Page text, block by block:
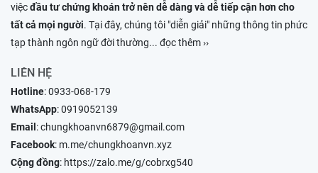
việcđầu tư chứng khoán trở nên dễ dàng và dễ tiếp cận hơn cho
tất cả mọi người. Tại đây, chúng tôi "diễn giải" những thông tin phức
tạp thành ngôn ngữ đời thường... đọc thêm ››
LIÊN HỆ
Hotline:0933-068-179
WhatsApp:0919052139
Email :chungkhoanvn6879@gmail.com
Facebook: m.me/chungkhoanvn.xyz
Cộng đồng: https://zalo.me/g/cobrxg540